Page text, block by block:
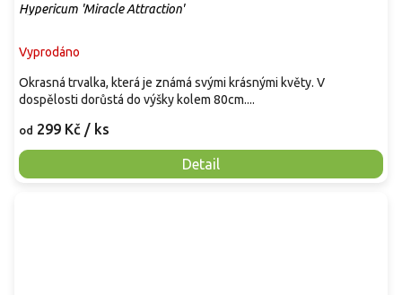
Hypericum 'Miracle Attraction'
Vyprodáno
od 299 Kč / ks
Detail
Okrasná trvalka, která je známá svými krásnými květy. V
dospělosti dorůstá do výšky kolem 80cm....